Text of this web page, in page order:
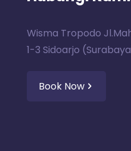
Wisma Tropodo
1-3 Sidoarjo
Book Now